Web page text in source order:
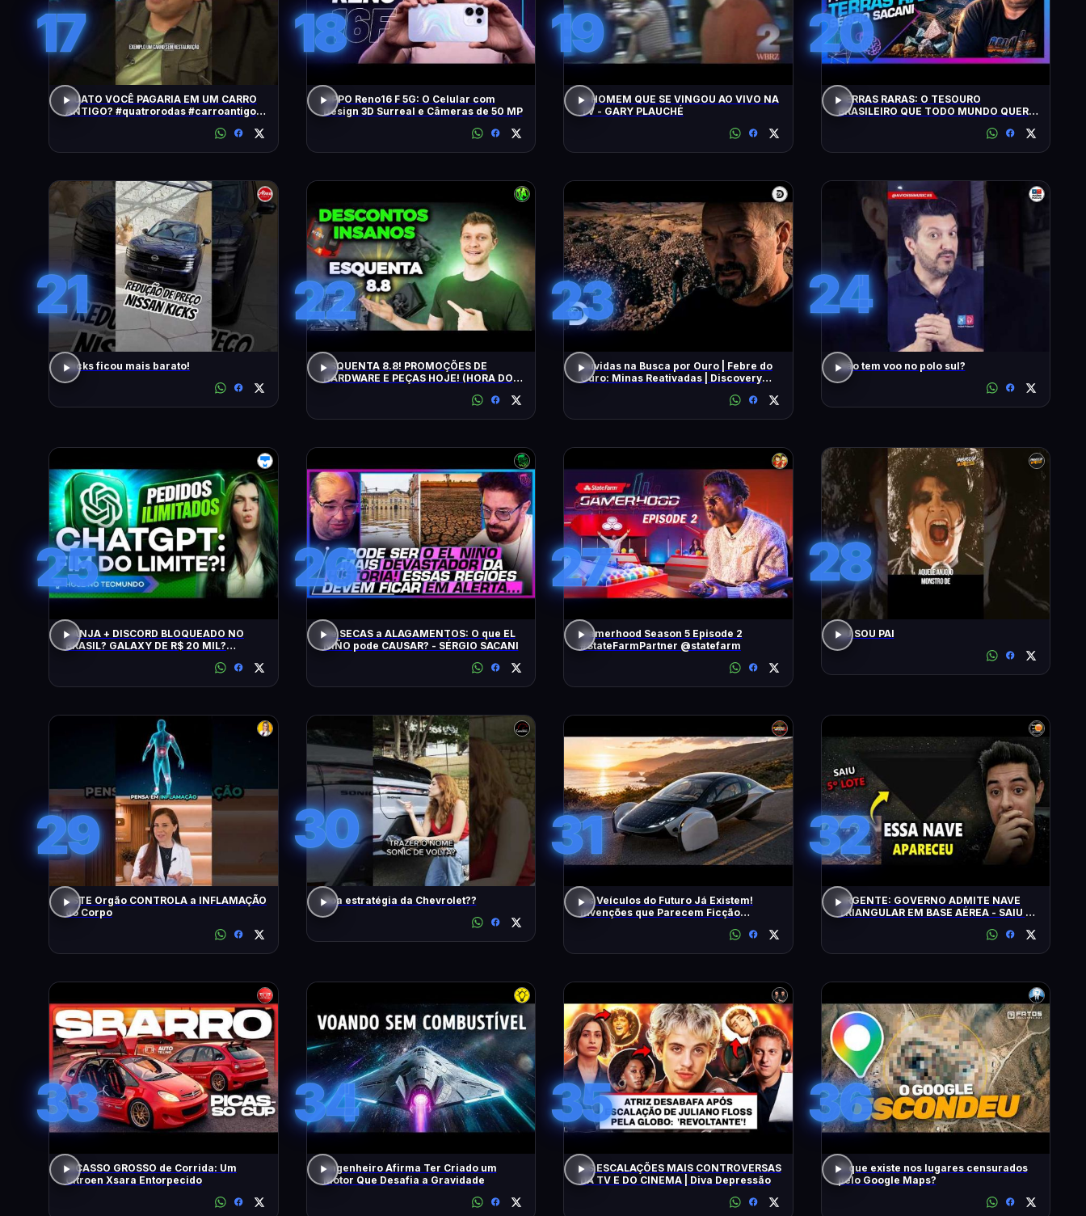
17
QUATO VOCÊ PAGARIA EM UM CARRO
ANTIGO? #quatrorodas #carroantigo
18
OPPO Reno16 F 5G: O Celular com
Design 3D Surreal e Câmeras de 50 MP
19
O HOMEM QUE SE VINGOU AO VIVO NA
TV - GARY PLAUCHÉ
20
TERRAS RARAS: O TESOURO
BRASILEIRO QUE TODO MUNDO QUER:
21
Kicks ficou mais barato!
22
ESQUENTA 8.8! PROMOÇÕES DE
HARDWARE E PEÇAS HOJE! (HORA DO
23
Dúvidas na Busca por Ouro | Febre do
Ouro: Minas Reativadas | Discovery
24
Não tem voo no polo sul?
25
JANJA + DISCORD BLOQUEADO NO
BRASIL? GALAXY DE R$ 20 MIL?
26
De SECAS a ALAGAMENTOS: O que EL
NIÑO pode CAUSAR? - SÉRGIO SACANI
27
Gamerhood Season 5 Episode 2
#StateFarmPartner @statefarm
28
EU SOU PAI
29
ESTE Orgão CONTROLA a INFLAMAÇÃO
do Corpo
30
Boa estratégia da Chevrolet??
31
Os Veículos do Futuro Já Existem!
Invenções que Parecem Ficção
32
URGENTE: GOVERNO ADMITE NAVE
TRIANGULAR EM BASE AÉREA - SAIU O
33
PICASSO GROSSO de Corrida: Um
Citroen Xsara Entorpecido
34
Engenheiro Afirma Ter Criado um
Motor Que Desafia a Gravidade
35
AS ESCALAÇÕES MAIS CONTROVERSAS
DA TV E DO CINEMA | Diva Depressão
36
O que existe nos lugares censurados
pelo Google Maps?